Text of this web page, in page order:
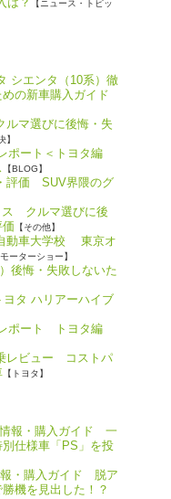
【ニュース・トピッ
シエンタ（10系）徹
の新車購入ガイド
マ選びに後悔・失
】
ポート＜トヨタ編
【BLOG】
評価 SUV界隈のグ
ス クルマ選びに後
【その他】
動車大学校 東京オ
ーターショー】
後悔・失敗しないた
タ ハリアーハイブ
ポート トヨタ編
レビュー コストパ
【トヨタ】
情報・購入ガイド 一
仕様車「PS」を投
報・購入ガイド 脱ア
機を見出した！？